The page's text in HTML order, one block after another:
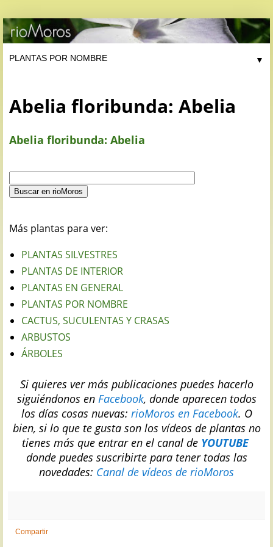
▼
Abelia floribunda: Abelia
Abelia floribunda: Abelia
Más plantas para ver:
PLANTAS SILVESTRES
PLANTAS DE INTERIOR
PLANTAS EN GENERAL
PLANTAS POR NOMBRE
CACTUS, SUCULENTAS Y CRASAS
ARBUSTOS
ÁRBOLES
Si quieres ver más publicaciones puedes hacerlo
siguiéndonos en Facebook, donde aparecen todos
los días cosas nuevas: rioMoros en Facebook. O
bien, si lo que te gusta son los vídeos de plantas no
tienes más que entrar en el canal de YOUTUBE
donde puedes suscribirte para tener todas las
novedades: Canal de vídeos de rioMoros
Compartir